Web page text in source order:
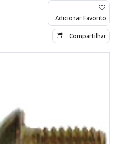
Adicionar Favorito
Compartilhar